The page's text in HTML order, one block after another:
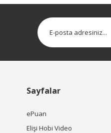
Sayfalar
ePuan
Elişi Hobi Video